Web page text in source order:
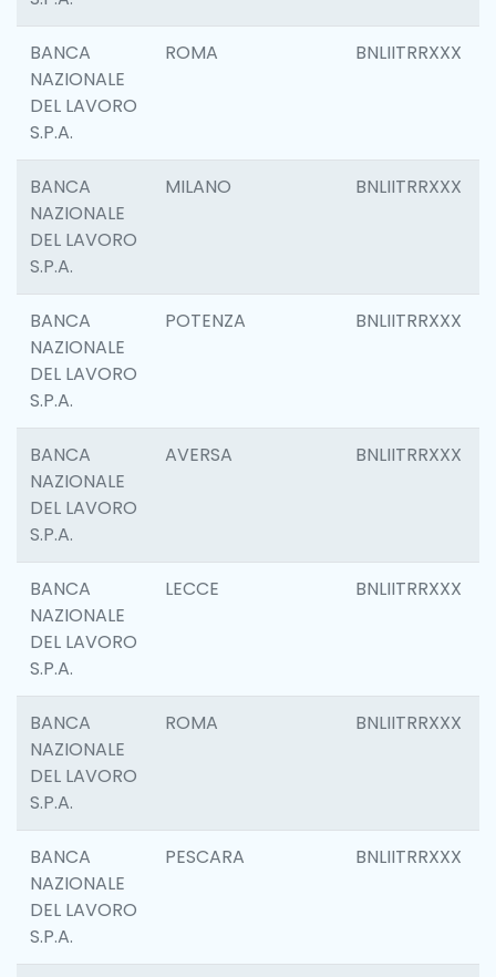
BANCA
NAZIONALE
DEL LAVORO
S.P.A.
ROMA BNLIITRRXXX
BANCA
NAZIONALE
DEL LAVORO
S.P.A.
MILANO BNLIITRRXXX
BANCA
NAZIONALE
DEL LAVORO
S.P.A.
POTENZA BNLIITRRXXX
BANCA
NAZIONALE
DEL LAVORO
S.P.A.
AVERSA BNLIITRRXXX
BANCA
NAZIONALE
DEL LAVORO
S.P.A.
LECCE BNLIITRRXXX
BANCA
NAZIONALE
DEL LAVORO
S.P.A.
ROMA BNLIITRRXXX
BANCA
NAZIONALE
DEL LAVORO
S.P.A.
PESCARA BNLIITRRXXX